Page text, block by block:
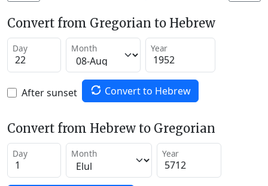
Convert from Gregorian to Hebrew
Day Month Year
After sunset Convert to Hebrew
Convert from Hebrew to Gregorian
Day Month Year